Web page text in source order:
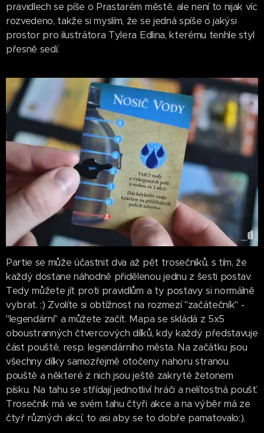
pravidlech se píše o Prastarém městě, ale není to nijak víc
rozvedeno, takže si myslím, že se jedná spíše o jakýsi
prostor pro ilustrátora Tylera Edlina, kterému tenhle styl
přesně sedí.
Partie se může účastnit dva až pět trosečníků, s tím, že
každý dostane náhodně přidělenou jednu z šesti postav.
Tedy můžete jít proti pravidlům a ty postavy si normálně
vybrat. :) Zvolíte si obtížnost na rozmezí "začátečník" -
"legendární" a můžete začít. Mapa se skládá z 5x5
oboustranných čtvercových dílků, kdy každý představuje
část pouště, resp. legendárního města. Na začátku jsou
všechny dílky samozřejmě otočeny nahoru stranou
pouště a některé z nich jsou ještě zakryté žetonem
písku. Na tahu se střídají jednotliví hráči a nelítostná poušť.
Trosečník má ve svém tahu čtyři akce a na výběr má ze
čtyř různých akcí, to asi aby se to dobře pamatovalo:).